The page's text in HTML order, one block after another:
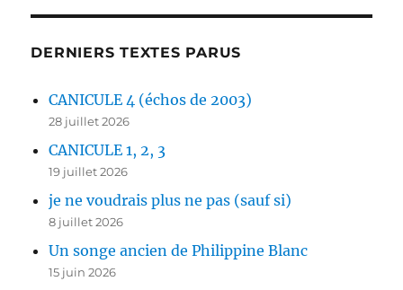
DERNIERS TEXTES PARUS
CANICULE 4 (échos de 2003)
28 juillet 2026
CANICULE 1, 2, 3
19 juillet 2026
je ne voudrais plus ne pas (sauf si)
8 juillet 2026
Un songe ancien de Philippine Blanc
15 juin 2026